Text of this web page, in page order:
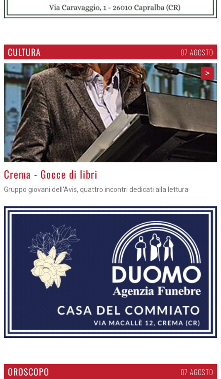
CULTURA 07 AGOSTO
>
Crema - Gocce di libri
Gruppo giovani dell'Avis, quattro incontri dedicati alla lettura
OROSCOPO 07 AGOSTO